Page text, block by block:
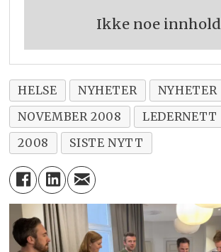
Ikke noe innhold
HELSE NYHETER
NYHETER
NOVEMBER 2008
LEDERNETT
2008
SISTE NYTT